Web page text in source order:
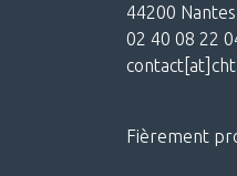
44200 Nantes
02 40 08 22
Fièrement